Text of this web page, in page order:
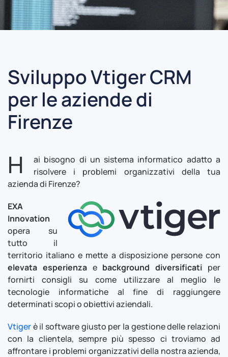
Sviluppo Vtiger CRM
per le aziende di
Firenze
H
ai bisogno di un sistema informatico adatto a
risolvere i problemi organizzativi della tua
azienda di Firenze?
EXA
Innovation
opera su
tutto il
territorio italiano e mette a disposizione persone con
elevata esperienzae background diversificati per
fornirti consigli su come utilizzare al meglio le
tecnologie informatiche al fine di raggiungere
determinati scopi o obiettivi aziendali.
Vtigerè il software giusto per la gestione delle relazioni
con la clientela, sempre più spesso ci troviamo ad
affrontare i problemi organizzativi della nostra azienda,